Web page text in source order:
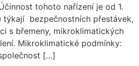
tohoto nařízení je od 1.
týkají bezpečnostních přestávek,
s břemeny, mikroklimatických
Mikroklimatické podmínky:
[…]